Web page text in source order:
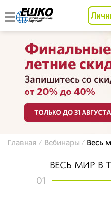
Главная Вебинары Весь
ВЕСЬ МИР В
01